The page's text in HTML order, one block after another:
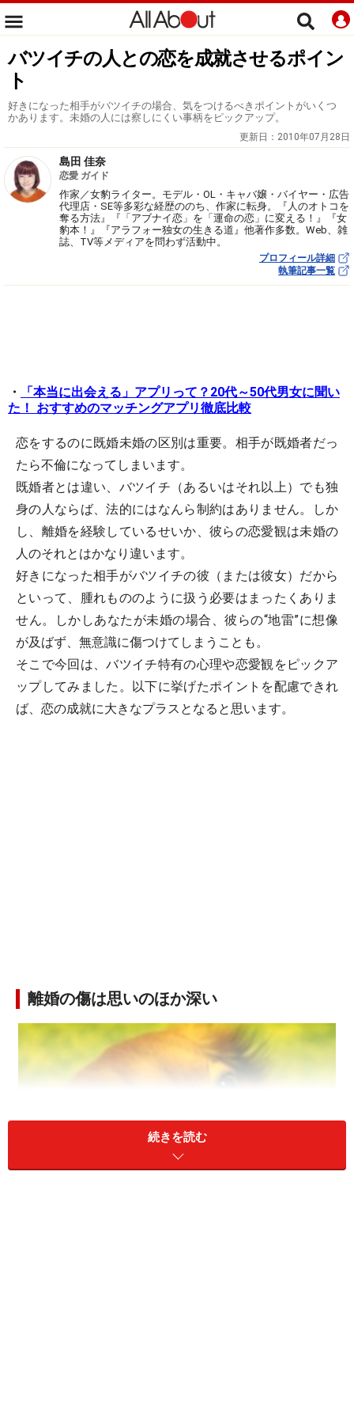
バツイチの人との恋を成就させるポイン
ト
好きになった相手がバツイチの場合、気をつけるべきポイントがいくつ
かあります。未婚の人には察しにくい事柄をピックアップ。
更新日： 2010年07月28日
島田 佳奈
恋愛 ガイド
作家／女豹ライター。モデル・OL・キャバ嬢・バイヤー・広告
代理店・SE等多彩な経歴ののち、作家に転身。『人のオトコを
奪る方法』『「アブナイ恋」を「運命の恋」に変える！』『女
豹本！』『アラフォー独女の生きる道』他著作多数。Web、雑
誌、TV等メディアを問わず活動中。
プロフィール詳細
執筆記事一覧
・
「本当に出会える」アプリって？20代～50代男女に聞い
た！ おすすめのマッチングアプリ徹底比較
恋をするのに既婚未婚の区別は重要。相手が既婚者だっ
たら不倫になってしまいます。
既婚者とは違い、バツイチ（あるいはそれ以上）でも独
身の人ならば、法的にはなんら制約はありません。しか
し、離婚を経験しているせいか、彼らの恋愛観は未婚の
人のそれとはかなり違います。
好きになった相手がバツイチの彼（または彼女）だから
といって、腫れもののように扱う必要はまったくありま
せん。しかしあなたが未婚の場合、彼らの“地雷”に想像
が及ばず、無意識に傷つけてしまうことも。
そこで今回は、バツイチ特有の心理や恋愛観をピックア
ップしてみました。以下に挙げたポイントを配慮できれ
ば、恋の成就に大きなプラスとなると思います。
離婚の傷は思いのほか深い
続きを読む